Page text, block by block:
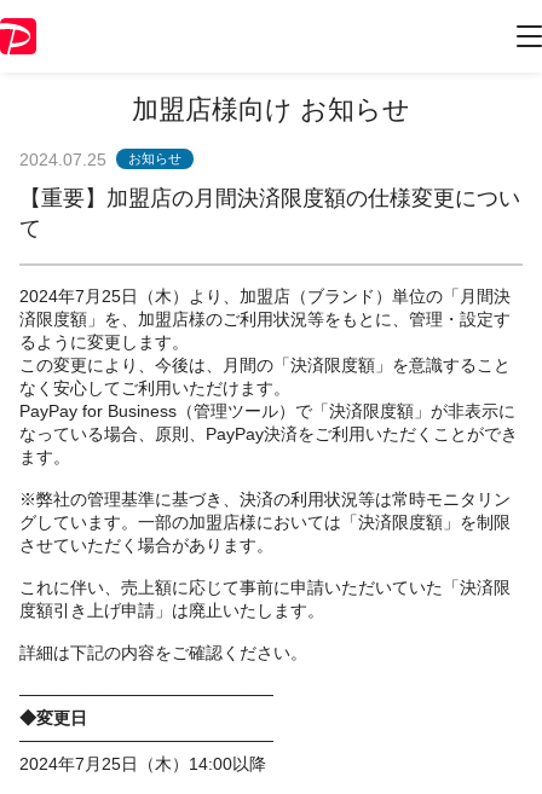
加盟店様向け お知らせ
2024.07.25 お知らせ
【重要】加盟店の月間決済限度額の仕様変更につい
て
2024年7月25日（木）より、加盟店（ブランド）単位の「月間決
済限度額」を、加盟店様のご利用状況等をもとに、管理・設定す
るように変更します。
この変更により、今後は、月間の「決済限度額」を意識すること
なく安心してご利用いただけます。
PayPay for Business（管理ツール）で「決済限度額」が非表示に
なっている場合、原則、PayPay決済をご利用いただくことができ
ます。
※弊社の管理基準に基づき、決済の利用状況等は常時モニタリン
グしています。一部の加盟店様においては「決済限度額」を制限
させていただく場合があります。
これに伴い、売上額に応じて事前に申請いただいていた「決済限
度額引き上げ申請」は廃止いたします。
詳細は下記の内容をご確認ください。
─────────────────────
◆変更日
─────────────────────
2024年7月25日（木）14:00以降